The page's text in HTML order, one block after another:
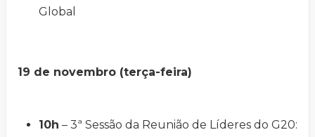
Global
19 de novembro (terça-feira)
10h – 3ª Sessão da Reunião de Líderes do G20: